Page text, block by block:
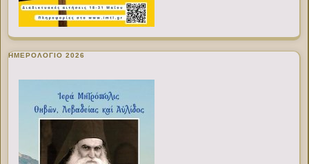
ΗΜΕΡΟΛΟΓΙΟ 2026